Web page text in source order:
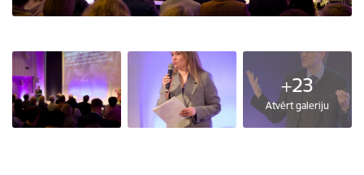
+23
Atvērt galeriju